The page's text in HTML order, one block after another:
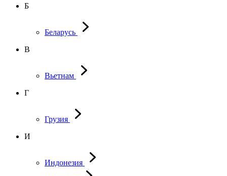
Б
Беларусь
В
Вьетнам
Г
Грузия
И
Индонезия